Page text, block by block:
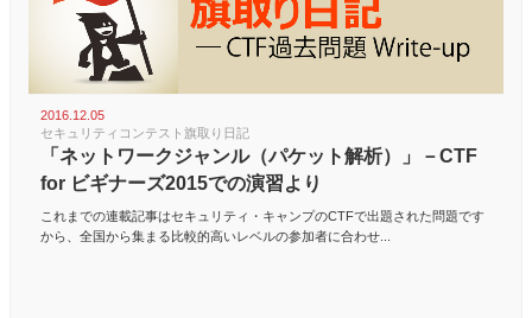
2016.12.05
セキュリティコンテスト旗取り日記
「ネットワークジャンル（パケット解析）」－CTF
for ビギナーズ2015での演習より
これまでの連載記事はセキュリティ・キャンプのCTFで出題された問題です
から、全国から集まる比較的高いレベルの参加者に合わせ...